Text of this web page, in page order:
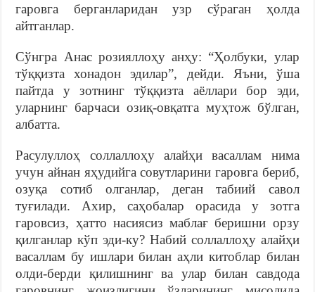
гаровга берганларидан узр сўраган ҳолда
айтганлар.
Сўнгра Анас розияллоҳу анҳу: “Ҳолбуки, улар
тўққизта хонадон эдилар”, дейди. Яъни, ўша
пайтда у зотнинг тўққизта аёллари бор эди,
уларнинг барчаси озиқ-овқатга муҳтож бўлган,
албатта.
Расулуллоҳ соллаллоҳу алайҳи васаллам нима
учун айнан яҳудийга совутларини гаровга бериб,
озуқа сотиб олганлар, деган табиий савол
туғилади. Ахир, саҳобалар орасида у зотга
гаровсиз, ҳатто насиясиз маблағ беришни орзу
қилганлар кўп эди-ку? Набий соллаллоҳу алайҳи
васаллам бу ишлари билан аҳли китоблар билан
олди-берди қилишнинг ва улар билан савдода